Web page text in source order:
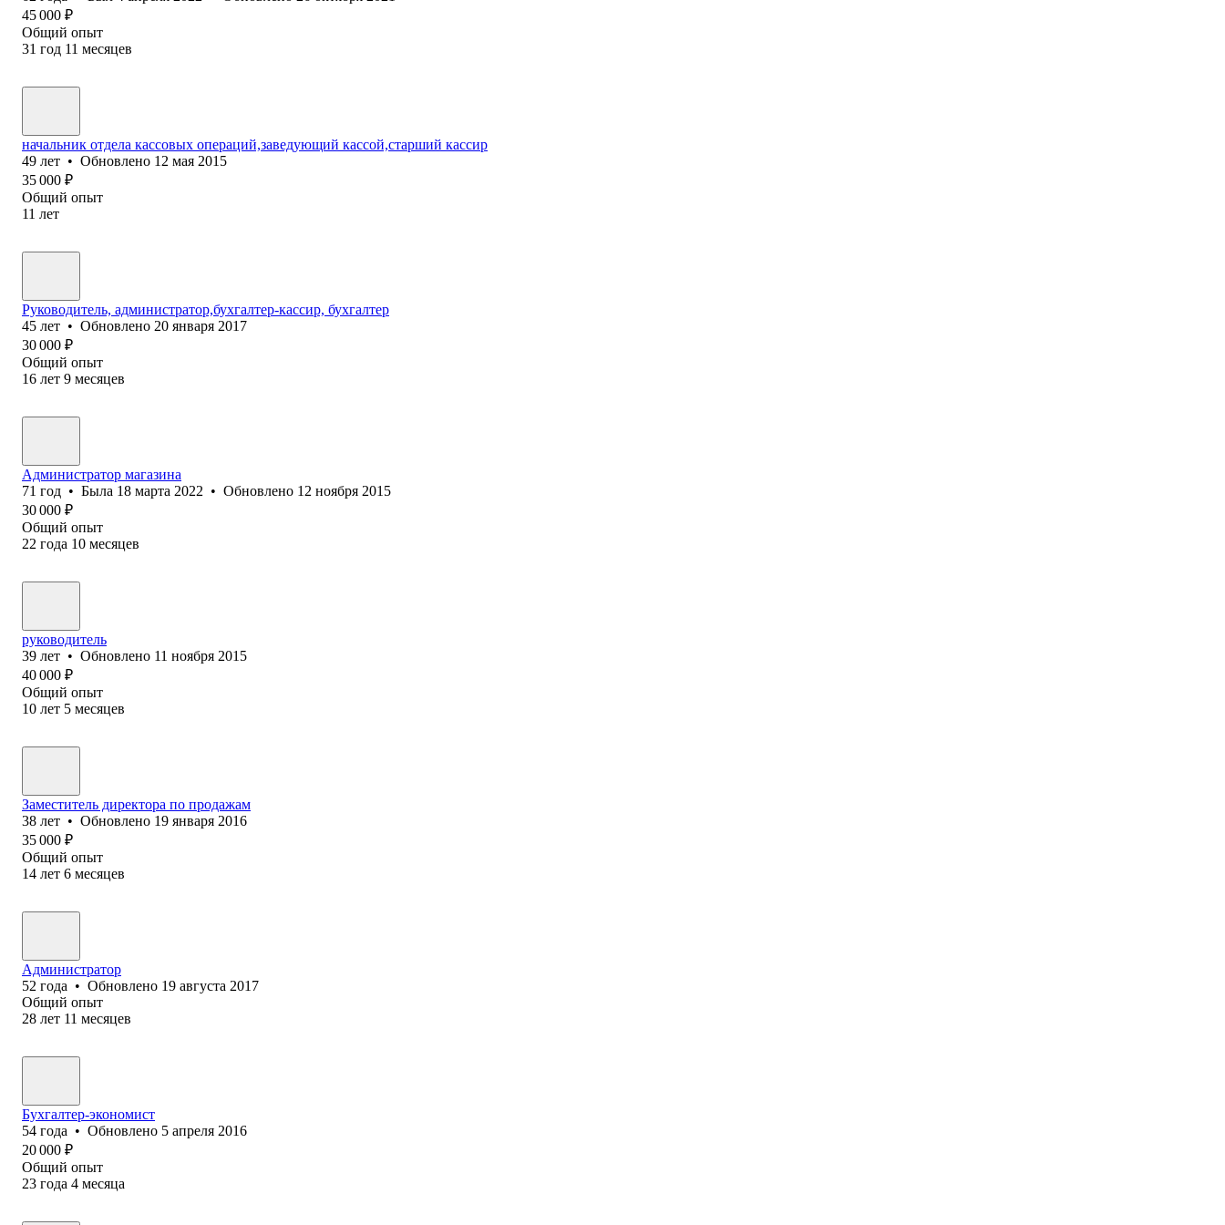
45 000 ₽
Общий опыт
31 год 11 месяцев
начальник отдела кассовых операций,заведующий кассой,старший кассир
49 лет • Обновлено 12 мая 2015
35 000 ₽
Общий опыт
11 лет
Руководитель, администратор,бухгалтер-кассир, бухгалтер
45 лет • Обновлено 20 января 2017
30 000 ₽
Общий опыт
16 лет 9 месяцев
Администратор магазина
71 год • Была 18 марта 2022 • Обновлено 12 ноября 2015
30 000 ₽
Общий опыт
22 года 10 месяцев
руководитель
39 лет • Обновлено 11 ноября 2015
40 000 ₽
Общий опыт
10 лет 5 месяцев
Заместитель директора по продажам
38 лет • Обновлено 19 января 2016
35 000 ₽
Общий опыт
14 лет 6 месяцев
Администратор
52 года • Обновлено 19 августа 2017
Общий опыт
28 лет 11 месяцев
Бухгалтер-экономист
54 года • Обновлено 5 апреля 2016
20 000 ₽
Общий опыт
23 года 4 месяца